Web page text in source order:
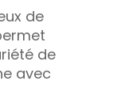
de
de
avec